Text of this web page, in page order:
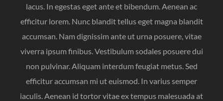
lacus. In egestas eget ante et bibendum. Aenean ac
efficitur lorem. Nunc blandit tellus eget magna blandit
accumsan. Nam dignissim ante ut urna posuere, vitae
viverra ipsum finibus. Vestibulum sodales posuere dui
non pulvinar. Aliquam interdum feugiat metus. Sed
efficitur accumsan mi ut euismod. In varius semper
iaculis. Aenean id tortor vitae ex tempus malesuada at